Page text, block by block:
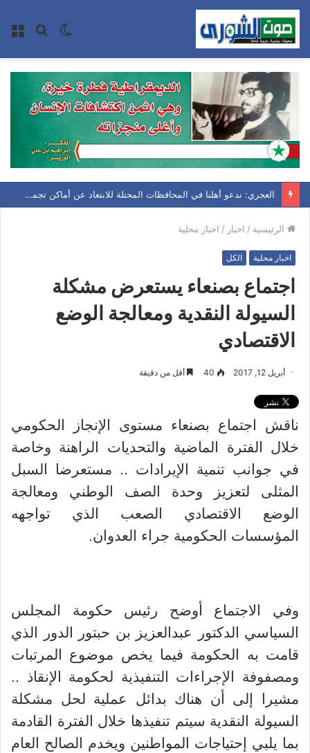
بحث الوضع
العجري: ندعو أهلنا في المحافظات المحتلة للابتعاد عن أماكن تجمعات الإمداد العسكري للعدوان السعودي
الرئيسية / اخبار / اخبار محلية
اخبار محلية الكل
اجتماع بصنعاء يستعرض مشكلة
السيولة النقدية ومعالجة الوضع
الاقتصادي
أبريل 12, 2017 40 أقل من دقيقة
ناقش اجتماع بصنعاء مستوى الإنجاز الحكومي
خلال الفترة الماضية والتحديات الراهنة وخاصة
في جوانب تنمية الإيرادات .. مستعرضا السبل
المثلى لتعزيز وحدة الصف الوطني ومعالجة
الوضع الاقتصادي الصعب الذي تواجهه
المؤسسات الحكومية جراء العدوان.
وفي الاجتماع أوضح رئيس حكومة المجلس
السياسي الدكتور عبدالعزيز بن حبتور الدور الذي
قامت به الحكومة فيما يخص موضوع المرتبات
ومصفوفة الإجراءات التنفيذية لحكومة الإنقاذ ..
مشيرا إلى أن هناك بدائل عملية لحل مشكلة
السيولة النقدية سيتم تنفيذها خلال الفترة القادمة
بما يلبي إحتياجات المواطنين ويخدم الصالح العام